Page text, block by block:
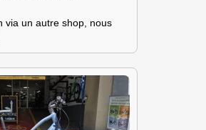
via un autre shop, nous